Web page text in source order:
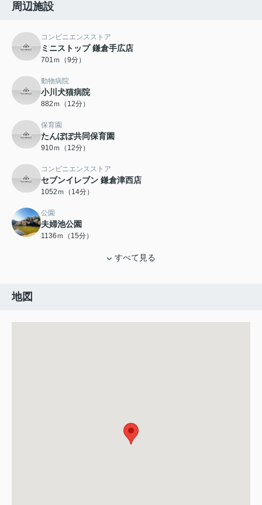
周辺施設
コンビニエンスストア
ミニストップ 鎌倉手広店
701ｍ（9分）
動物病院
小川犬猫病院
882ｍ（12分）
保育園
たんぽぽ共同保育園
910ｍ（12分）
コンビニエンスストア
セブンイレブン 鎌倉津西店
1052ｍ（14分）
公園
夫婦池公園
1136ｍ（15分）
すべて見る
地図